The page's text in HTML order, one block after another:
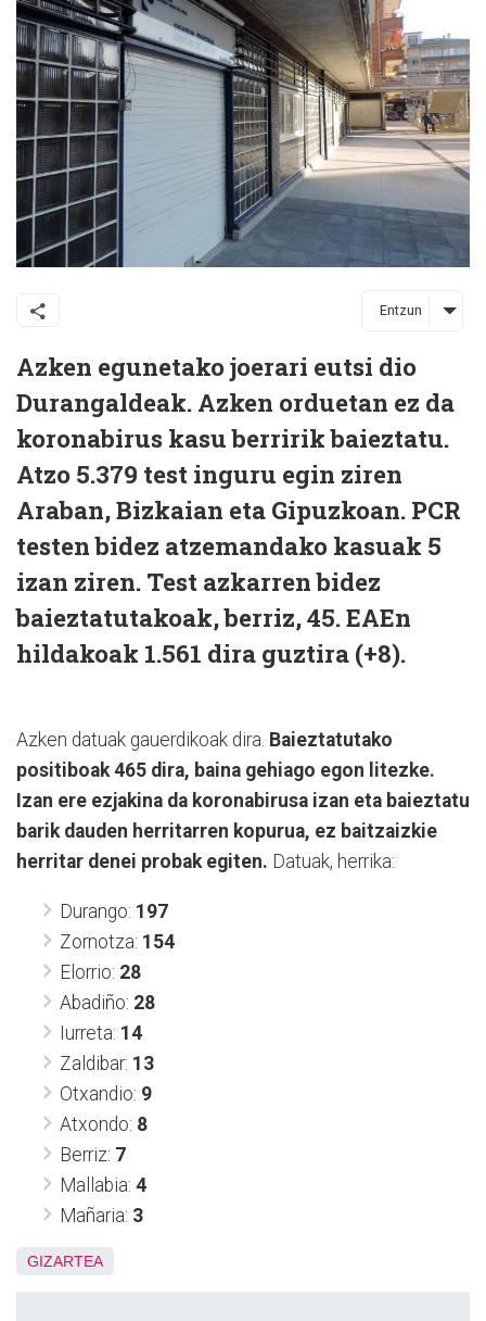
Entzun
Azken egunetako joerari eutsi dio
Durangaldeak. Azken orduetan ez da
koronabirus kasu berririk baieztatu.
Atzo 5.379 test inguru egin ziren
Araban, Bizkaian eta Gipuzkoan. PCR
testen bidez atzemandako kasuak 5
izan ziren. Test azkarren bidez
baieztatutakoak, berriz, 45. EAEn
hildakoak 1.561 dira guztira (+8).
Azken datuak gauerdikoak dira. Baieztatutako
positiboak 465 dira, baina gehiago egon litezke.
Izan ere ezjakina da koronabirusa izan eta baieztatu
barik dauden herritarren kopurua, ez baitzaizkie
herritar denei probak egiten. Datuak, herrika:
Durango: 197
Zornotza: 154
Elorrio: 28
Abadiño: 28
Iurreta: 14
Zaldibar: 13
Otxandio: 9
Atxondo: 8
Berriz: 7
Mallabia: 4
Mañaria: 3
GIZARTEA